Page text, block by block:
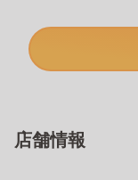
店舗情報